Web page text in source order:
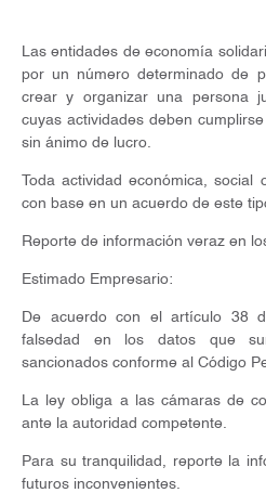
Las entidades de economía
por un número determinado de
crear y organizar una persona
cuyas actividades deben
sin ánimo de lucro.
Toda actividad económica, social
con base en un acuerdo de este
Reporte de información veraz en
Estimado Empresario:
De acuerdo con el artículo 38
falsedad en los datos que
sancionados conforme al Código
La ley obliga a las cámaras de
ante la autoridad competente.
Para su tranquilidad, reporte la
futuros inconvenientes.